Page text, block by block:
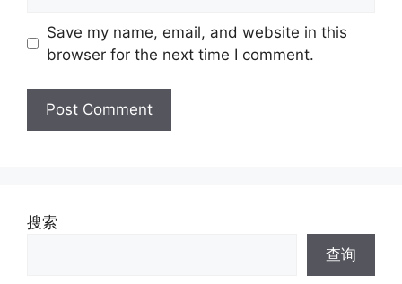
Save my name, email, and website in this
browser for the next time I comment.
搜索
查询